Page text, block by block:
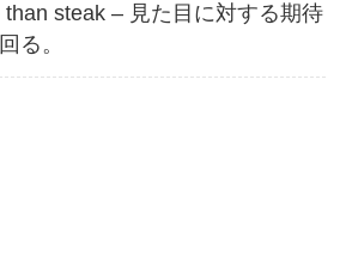
than steak – 見た目に対する期待
る。